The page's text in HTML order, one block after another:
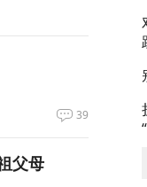
39
父母